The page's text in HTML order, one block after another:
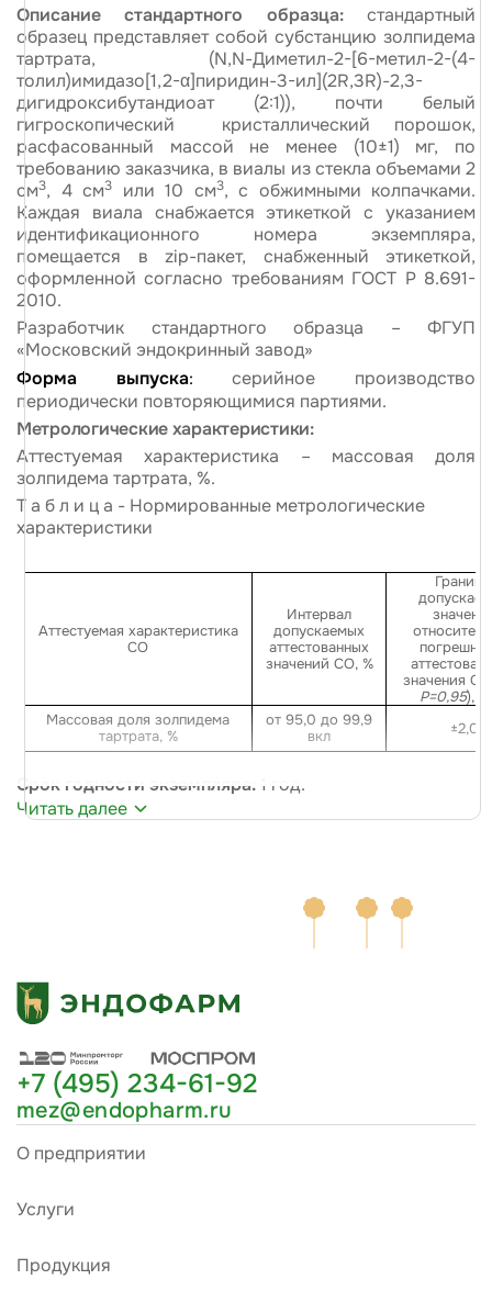
Описание стандартного образца:стандартный
образец представляет собой субстанцию золпидема
тартрата, (N,N-Диметил-2-[6-метил-2-(4-
толил)имидазо[1,2-α]пиридин-3-ил](2R,3R)-2,3-
дигидроксибутандиоат (2:1)), почти белый
гигроскопический
кристаллический порошок,
расфасованный массой не менее (10±1) мг, по
требованию заказчика, в виалы из стекла объемами 2
см3, 4 см3 или 10 см3, с обжимными колпачками.
Каждая виала снабжается этикеткой с указанием
идентификационного номера экземпляра,
помещается в zip-пакет, снабженный этикеткой,
оформленной согласно требованиям ГОСТ Р 8.691-
2010.
Разработчик стандартного образца – ФГУП
«Московский эндокринный завод»
Форма выпуска:серийное производство
периодически повторяющимися партиями.
Метрологические характеристики:
Аттестуемая характеристика – массовая доля
золпидема тартрата, %.
Т а б л и ц а - Нормированные метрологические
характеристики
Аттестуемая характеристика
СО
Интервал
допускаемых
аттестованных
значений СО, %
значения
Р=0,95),
Массовая доля золпидема
тартрата, %
от 95,0 до 99,9
вкл
±2,0
Срок годности экземпляра: 1 год.
Читать далее
+7 (495) 234-61-92
mez@endopharm.ru
О предприятии
Услуги
Продукция